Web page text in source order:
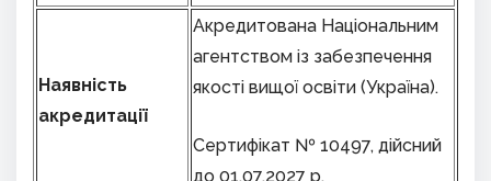
Наявність
акредитації
Акредитована Національним
агентством із забезпечення
якості вищої освіти (Україна).
Сертифікат № 10497, дійсний
до 01.07.2027 р.